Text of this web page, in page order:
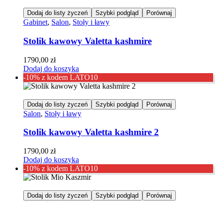
Dodaj do listy życzeń Szybki podgląd Porównaj
Gabinet, Salon, Stoły i ławy
Stolik kawowy Valetta kashmire
1790,00 zł
Dodaj do koszyka
-10% z kodem LATO10
Dodaj do listy życzeń Szybki podgląd Porównaj
Salon, Stoły i ławy
Stolik kawowy Valetta kashmire 2
1790,00 zł
Dodaj do koszyka
-10% z kodem LATO10
Dodaj do listy życzeń Szybki podgląd Porównaj